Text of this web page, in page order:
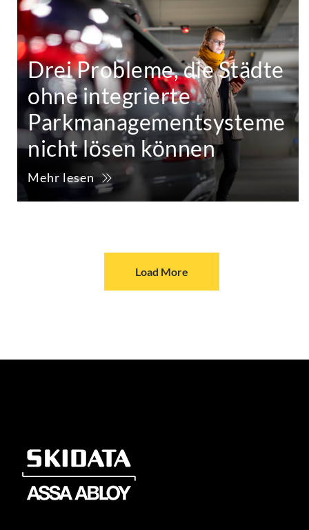
Drei Probleme, die Städte
ohne integrierte
Parkmanagementsysteme
nicht lösen können
Mehr lesen
Load More